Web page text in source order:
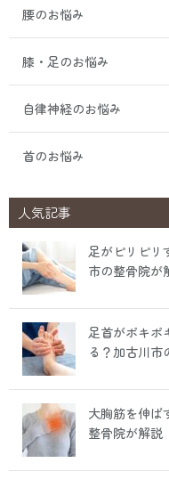
腰のお悩み
膝・足のお悩み
自律神経のお悩み
首のお悩み
人気記事
足がピリピリ
市の整骨院が
足首がポキポ
る？加古川市
大胸筋を伸ば
整骨院が解説